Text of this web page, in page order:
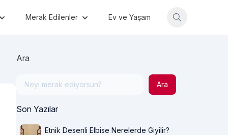
Merak Edilenler Ev ve Yaşam
Ara
Ara
Son Yazılar
Etnik Desenli Elbise Nerelerde Giyilir?